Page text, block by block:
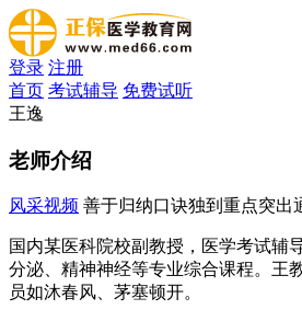
登录 注册
首页 考试辅导 免费试听
王逸
老师介绍
风采视频 善于归纳口诀独到 重点突出
国内某医科院校副教授，医学考试辅
分泌、精神神经等专业综合课程。王
员如沐春风、茅塞顿开。